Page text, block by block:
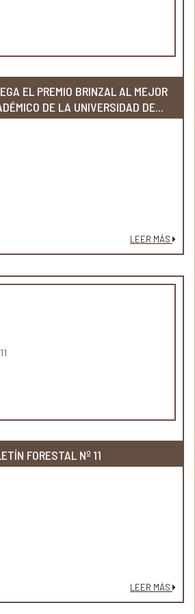
EL PREMIO BRINZAL AL MEJOR
DE LA UNIVERSIDAD DE...
LEER MÁS
FORESTAL Nº 11
LEER MÁS